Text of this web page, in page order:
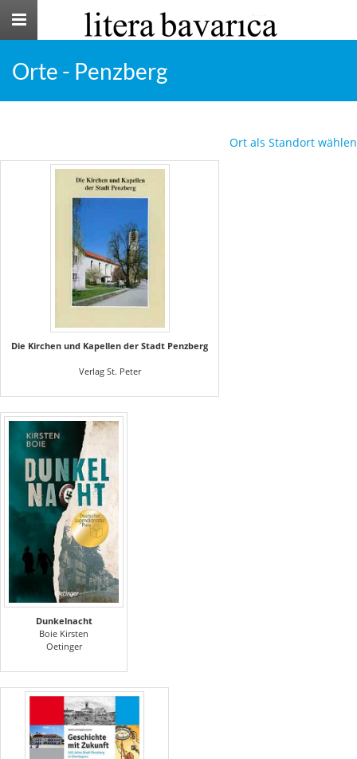
Toggle
Orte - Penzberg
Ort als Standort wählen
Die Kirchen und Kapellen der Stadt Penzberg
Verlag St. Peter
Dunkelnacht
Boie Kirsten
Oetinger